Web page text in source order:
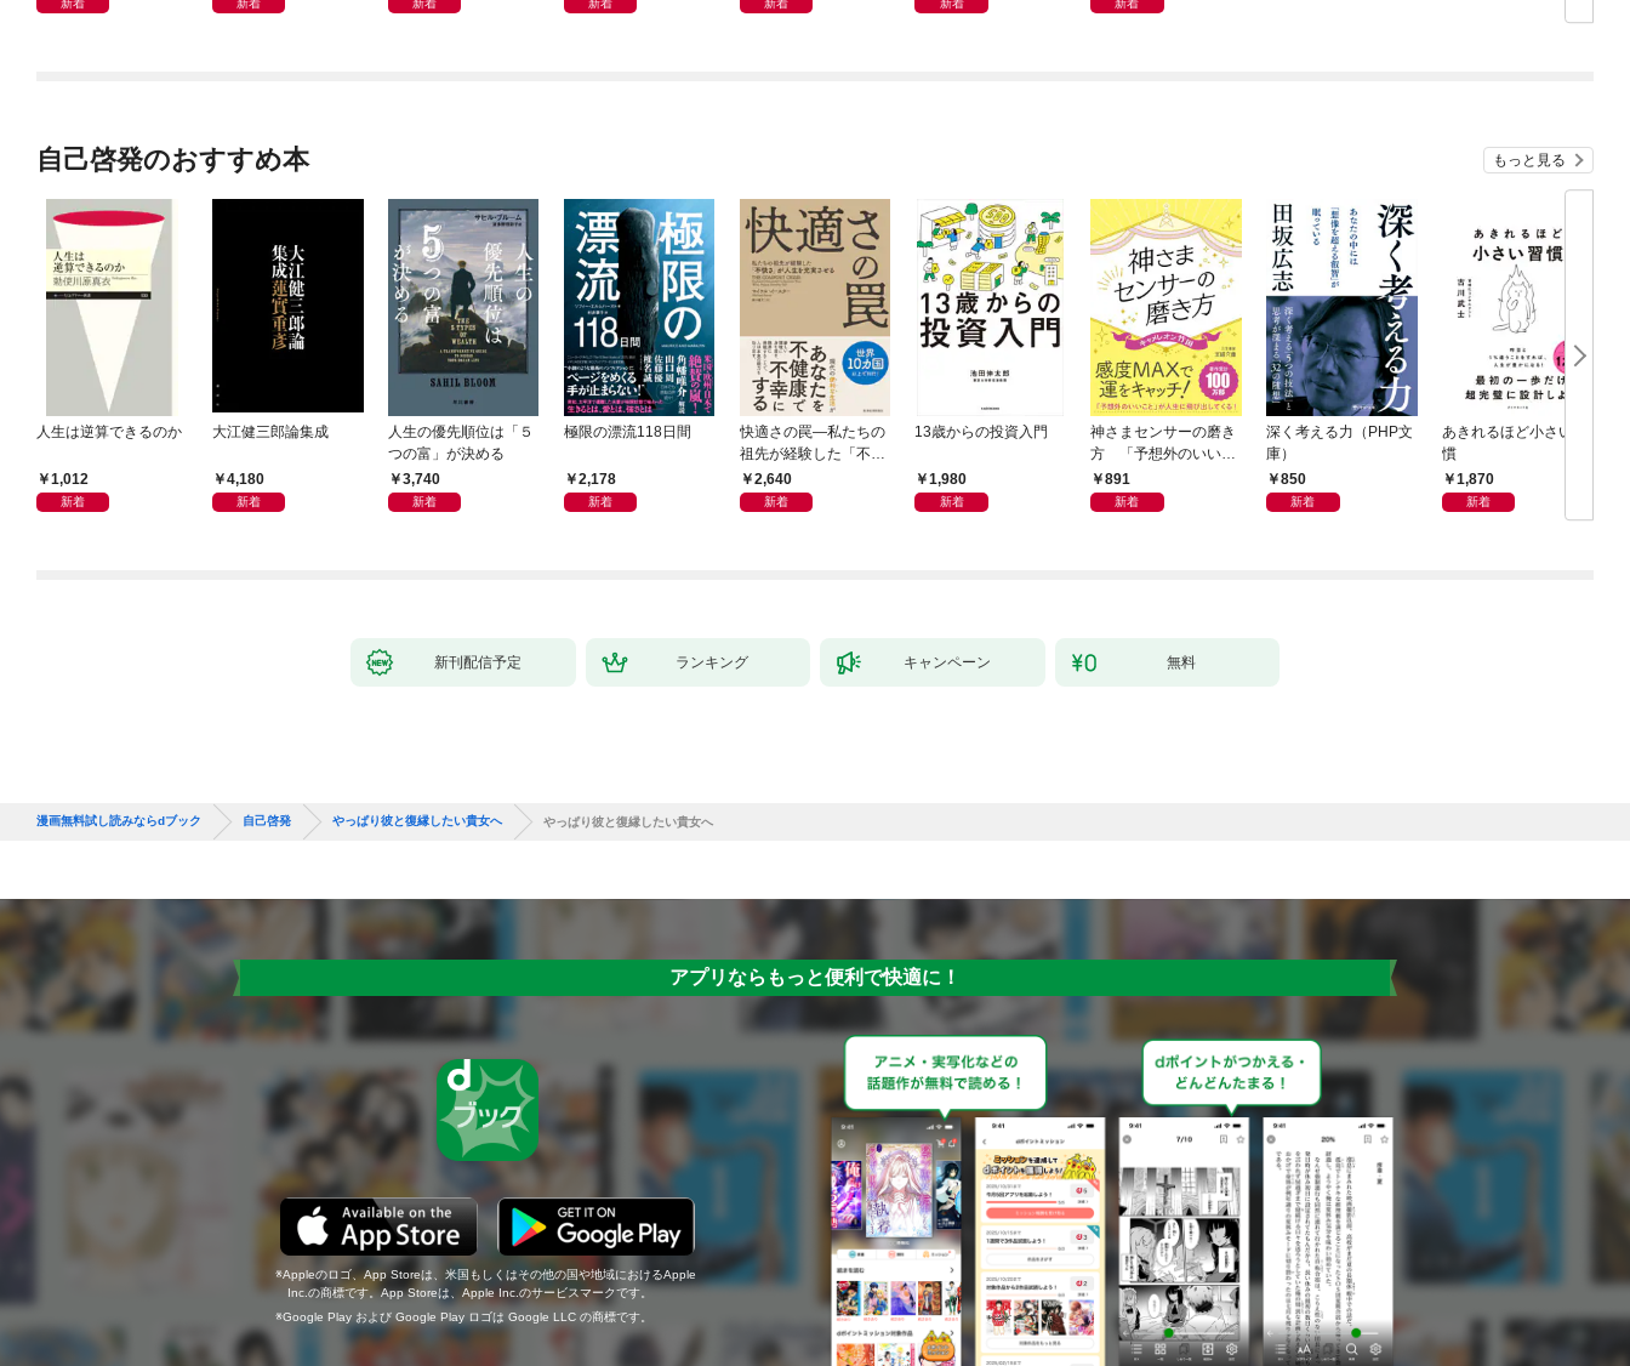
新着 新着 新着 新着 新着 新着 新着
自己啓発のおすすめ本 もっと見る
人生は逆算できるのか
1,012
新着
大江健三郎論集成
4,180
新着
人生の優先順位は「５
つの富」が決める
3,740
新着
極限の漂流118日間
2,178
新着
快適さの罠―私たちの
祖先が経験した「不快
さ」が人生を充実させ
る
2,640
新着
13歳からの投資入門
1,980
新着
神さまセンサーの磨き
方 「予想外のいいこ
と」が人生に飛び出し
てくる！
891
新着
深く考える力（PHP文
庫）
850
新着
あきれるほど小さい習
慣
1,870
新着
新刊配信予定 ランキング キャンペーン 無料
漫画無料試し読みならdブック 自己啓発 やっぱり彼と復縁したい貴女へ やっぱり彼と復縁したい貴女へ
アプリならもっと便利で快適に！
Appleのロゴ、App Storeは、米国もしくはその他の国や地域におけるApple
Inc.の商標です。App Storeは、Apple Inc.のサービスマークです。
Google Play および Google Play ロゴは Google LLC の商標です。